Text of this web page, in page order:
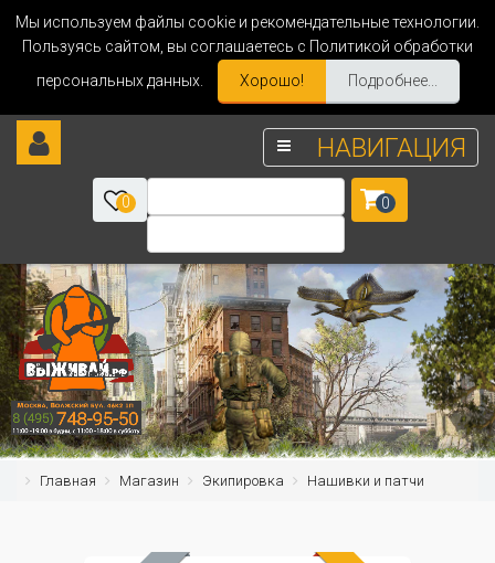
Мы используем файлы cookie и рекомендательные технологии.
Пользуясь сайтом, вы соглашаетесь с Политикой обработки
персональных данных.
Хорошо! Подробнее...
НАВИГАЦИЯ
0 0
Главная Магазин Экипировка Нашивки и патчи